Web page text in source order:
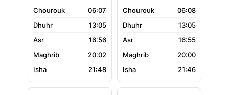
06:07
13:05
16:56
20:02
21:48
06:08
13:05
16:55
20:00
21:46